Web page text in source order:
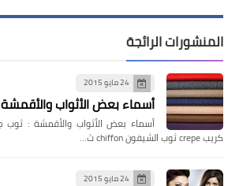
المنشورات الرائجة
24 مايو 2015
أسماء بعض الأثواب والأقمشة
كريب crepe ثوب الشيفون chiffon ث…
24 مايو 2015